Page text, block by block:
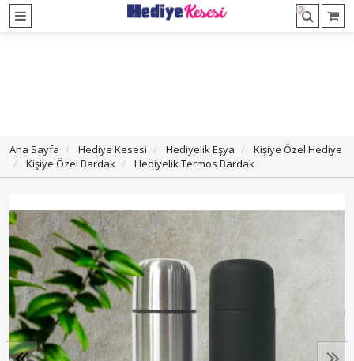
0
Ana Sayfa Hediye Kesesi Hediyelik Eşya
Kişiye Özel Hediye
Kişiye Özel Bardak
Hediyelik Termos Bardak